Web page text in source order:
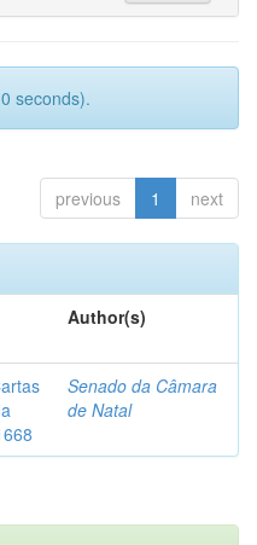
seconds).
previous 1 next
Author(s)
Senado da Câmara
de Natal